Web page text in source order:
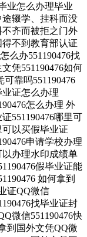
业怎么办理毕业
辍学、挂科而没
不齐而被拒之门外
得不到教育部认证
么办551190476找
凭551190476如何
靠吗551190476
业证怎么办理
怎么办理 外
551190476哪里可
可以买假毕业证
申请学校办理
以办理水印成绩单
假毕业证能
如何拿到
证QQ微信
找毕业证封
微信551190476快
到国外文凭QQ微